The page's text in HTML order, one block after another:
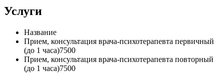
Услуги
Название
Прием, консультация врача-психотерапевта первичный
(до 1 часа)7500
Прием, консультация врача-психотерапевта повторный
(до 1 часа)7500